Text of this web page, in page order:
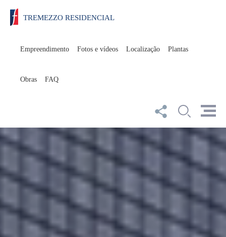
TREMEZZO RESIDENCIAL
Empreendimento Fotos e vídeos Localização Plantas
Obras FAQ